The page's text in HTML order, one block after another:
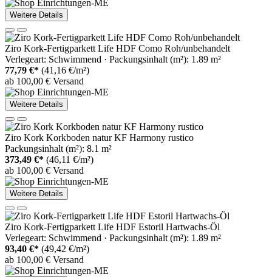
Weitere Details
Ziro Kork-Fertigparkett Life HDF Como Roh/unbehandelt
Verlegeart: Schwimmend · Packungsinhalt (m²): 1.89 m²
77,79 €* (41,16 €/m²)
ab 100,00 € Versand
Weitere Details
Ziro Kork Korkboden natur KF Harmony rustico
Packungsinhalt (m²): 8.1 m²
373,49 €* (46,11 €/m²)
ab 100,00 € Versand
Weitere Details
Ziro Kork-Fertigparkett Life HDF Estoril Hartwachs-Öl
Verlegeart: Schwimmend · Packungsinhalt (m²): 1.89 m²
93,40 €* (49,42 €/m²)
ab 100,00 € Versand